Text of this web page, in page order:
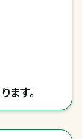
す。